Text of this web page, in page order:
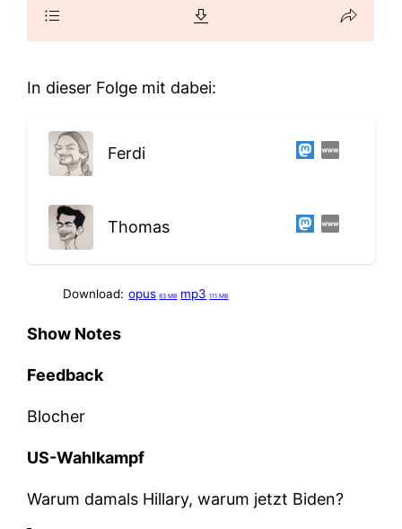
In dieser Folge mit dabei:
Ferdi
Thomas
Download: opus 83 MB mp3 111 MB
Show Notes
Feedback
Blocher
US-Wahlkampf
Warum damals Hillary, warum jetzt Biden?